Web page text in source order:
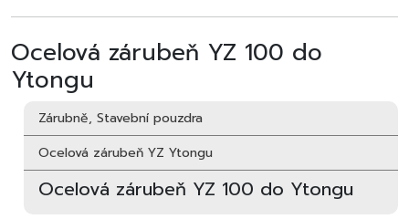
Ocelová zárubeň YZ 100 do
Ytongu
Zárubně, Stavební pouzdra
Ocelová zárubeň YZ Ytongu
Ocelová zárubeň YZ 100 do Ytongu